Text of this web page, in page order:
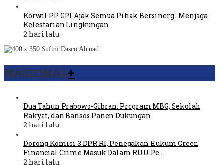
Korwil PP GPI Ajak Semua Pihak Bersinergi Menjaga
Kelestarian Lingkungan
2 hari lalu
NASIONAL+
Dua Tahun Prabowo-Gibran: Program MBG, Sekolah
Rakyat, dan Bansos Panen Dukungan
2 hari lalu
Dorong Komisi 3 DPR RI, Penegakan Hukum Green
Financial Crime Masuk Dalam RUU Pe…
2 hari lalu